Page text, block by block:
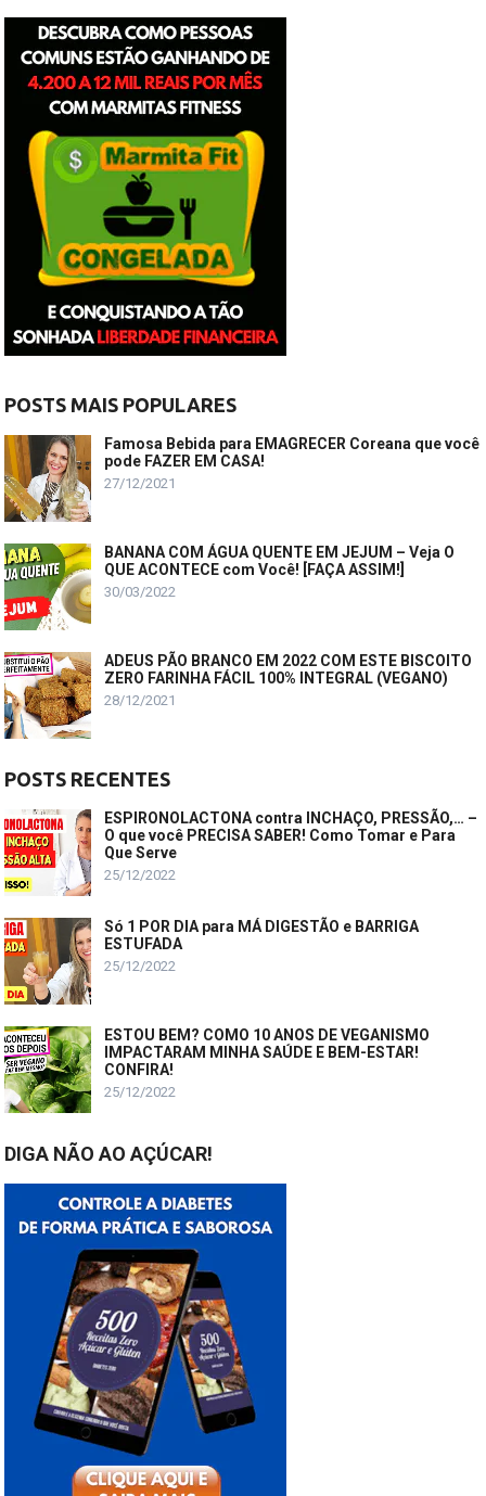
POSTS MAIS POPULARES
Famosa Bebida para EMAGRECER Coreana que você
pode FAZER EM CASA!
27/12/2021
BANANA COM ÁGUA QUENTE EM JEJUM – Veja O
QUE ACONTECE com Você! [FAÇA ASSIM!]
30/03/2022
ADEUS PÃO BRANCO EM 2022 COM ESTE BISCOITO
ZERO FARINHA FÁCIL 100% INTEGRAL (VEGANO)
28/12/2021
POSTS RECENTES
ESPIRONOLACTONA contra INCHAÇO, PRESSÃO,… –
O que você PRECISA SABER! Como Tomar e Para
Que Serve
25/12/2022
Só 1 POR DIA para MÁ DIGESTÃO e BARRIGA
ESTUFADA
25/12/2022
ESTOU BEM? COMO 10 ANOS DE VEGANISMO
IMPACTARAM MINHA SAÚDE E BEM-ESTAR!
CONFIRA!
25/12/2022
DIGA NÃO AO AÇÚCAR!